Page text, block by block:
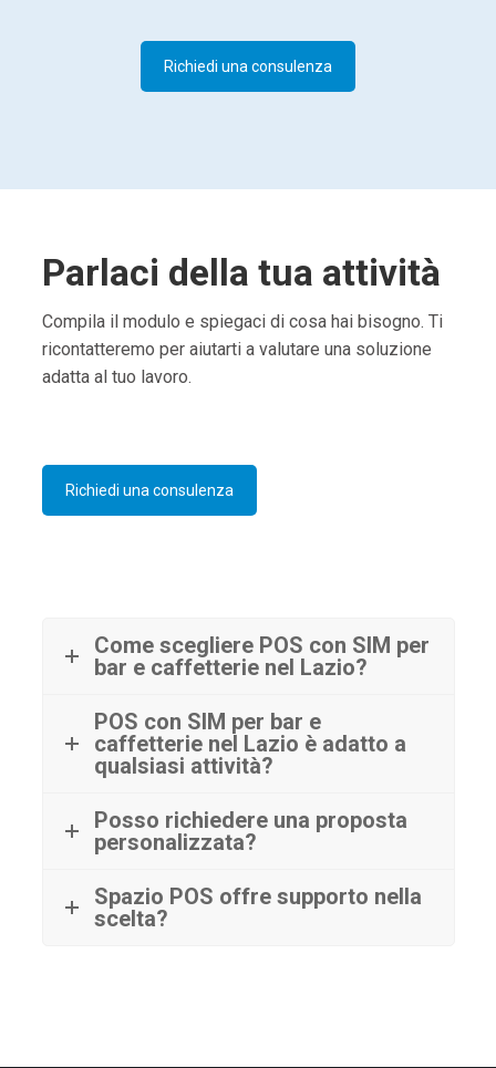
Richiedi una consulenza
Parlaci della tua attività
Compila il modulo e spiegaci di cosa hai bisogno. Ti
ricontatteremo per aiutarti a valutare una soluzione
adatta al tuo lavoro.
Richiedi una consulenza
Come scegliere POS con SIM per
bar e caffetterie nel Lazio?
POS con SIM per bar e
caffetterie nel Lazio è adatto a
qualsiasi attività?
Posso richiedere una proposta
personalizzata?
Spazio POS offre supporto nella
scelta?